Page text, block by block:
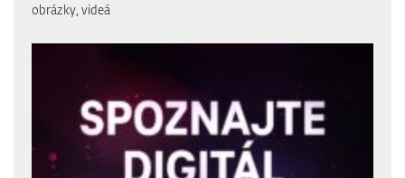
obrázky, videá